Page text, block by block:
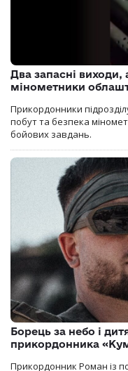
Два запасні
мінометники
Прикордонники
побут та безпека
бойових завдань.
Борець за небо і
прикордонника
Прикордонник Роман із